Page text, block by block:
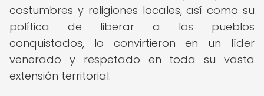
costumbres y religiones locales, así como su
política de liberar a los pueblos
conquistados, lo convirtieron en un líder
venerado y respetado en toda su vasta
extensión territorial.